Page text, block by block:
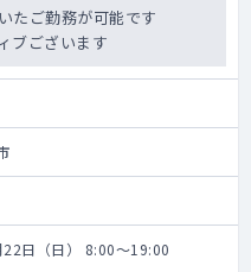
たご勤務が可能です
ブございます
日（日） 8:00～19:00